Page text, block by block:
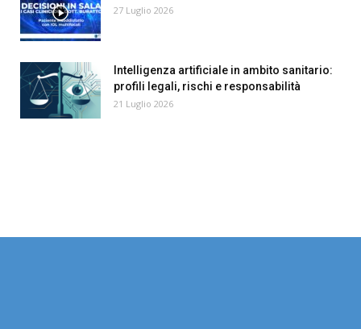
27 Luglio 2026
Intelligenza artificiale in ambito sanitario:
profili legali, rischi e responsabilità
21 Luglio 2026